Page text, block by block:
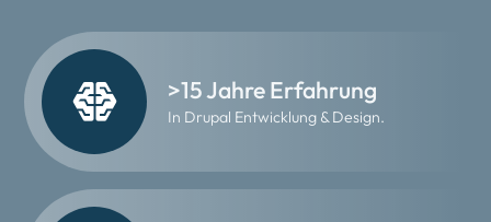
>15 Jahre Erfahrung
In Drupal Entwicklung & Design.